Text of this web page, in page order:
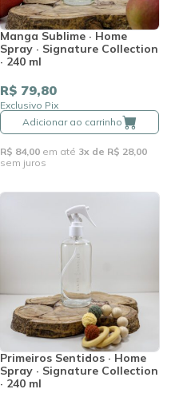
Manga Sublime · Home
Spray · Signature Collection
· 240 ml
R$ 79,80
Exclusivo Pix
Adicionar ao carrinho
R$ 84,00 em até 3x de R$ 28,00
sem juros
Primeiros Sentidos · Home
Spray · Signature Collection
· 240 ml